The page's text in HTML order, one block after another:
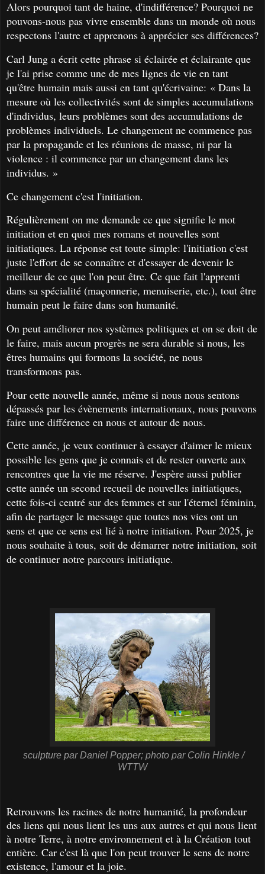
Alors pourquoi tant de haine, d'indifférence? Pourquoi ne
pouvons-nous pas vivre ensemble dans un monde où nous
respectons l'autre et apprenons à apprécier ses différences?
Carl Jung a écrit cette phrase si éclairée et éclairante que
je l'ai prise comme une de mes lignes de vie en tant
qu'être humain mais aussi en tant qu'écrivaine: « Dans la
mesure où les collectivités sont de simples accumulations
d'individus, leurs problèmes sont des accumulations de
problèmes individuels. Le changement ne commence pas
par la propagande et les réunions de masse, ni par la
violence : il commence par un changement dans les
individus. »
Ce changement c'est l'initiation.
Régulièrement on me demande ce que signifie le mot
initiation et en quoi mes romans et nouvelles sont
initiatiques. La réponse est toute simple: l'initiation c'est
juste l'effort de se connaître et d'essayer de devenir le
meilleur de ce que l'on peut être. Ce que fait l'apprenti
dans sa spécialité (maçonnerie, menuiserie, etc.), tout être
humain peut le faire dans son humanité.
On peut améliorer nos systèmes politiques et on se doit de
le faire, mais aucun progrès ne sera durable si nous, les
êtres humains qui formons la société, ne nous
transformons pas.
Pour cette nouvelle année, même si nous nous sentons
dépassés par les évènements internationaux, nous pouvons
faire une différence en nous et autour de nous.
Cette année, je veux continuer à essayer d'aimer le mieux
possible les gens que je connais et de rester ouverte aux
rencontres que la vie me réserve. J'espère aussi publier
cette année un second recueil de nouvelles initiatiques,
cette fois-ci centré sur des femmes et sur l'éternel féminin,
afin de partager le message que toutes nos vies ont un
sens et que ce sens est lié à notre initiation. Pour 2025, je
nous souhaite à tous, soit de démarrer notre initiation, soit
de continuer notre parcours initiatique.
sculpture par Daniel Popper; photo par Colin Hinkle /
WTTW
Retrouvons les racines de notre humanité, la profondeur
des liens qui nous lient les uns aux autres et qui nous lient
à notre Terre, à notre environnement et à la Création tout
entière. Car c'est là que l'on peut trouver le sens de notre
existence, l'amour et la joie.